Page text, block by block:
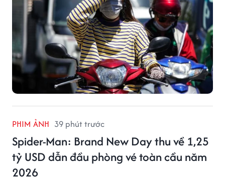
PHIM ẢNH 39 phút trước
Spider-Man: Brand New Day thu về 1,25
tỷ USD dẫn đầu phòng vé toàn cầu năm
2026